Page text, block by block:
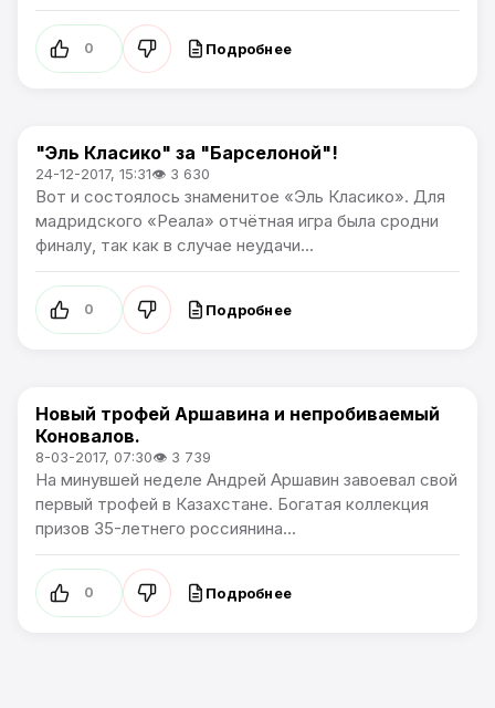
0 Подробнее
Новости футбола
"Эль Класико" за "Барселоной"!
24-12-2017, 15:31👁 3 630
Вот и состоялось знаменитое «Эль Класико». Для
мадридского «Реала» отчётная игра была сродни
финалу, так как в случае неудачи...
0 Подробнее
Новости футбола
Новый трофей Аршавина и непробиваемый
Коновалов.
8-03-2017, 07:30👁 3 739
На минувшей неделе Андрей Аршавин завоевал свой
первый трофей в Казахстане. Богатая коллекция
призов 35-летнего россиянина...
0 Подробнее